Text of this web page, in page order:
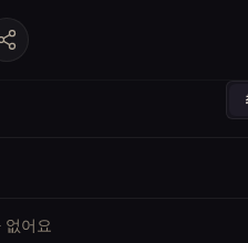
없어요